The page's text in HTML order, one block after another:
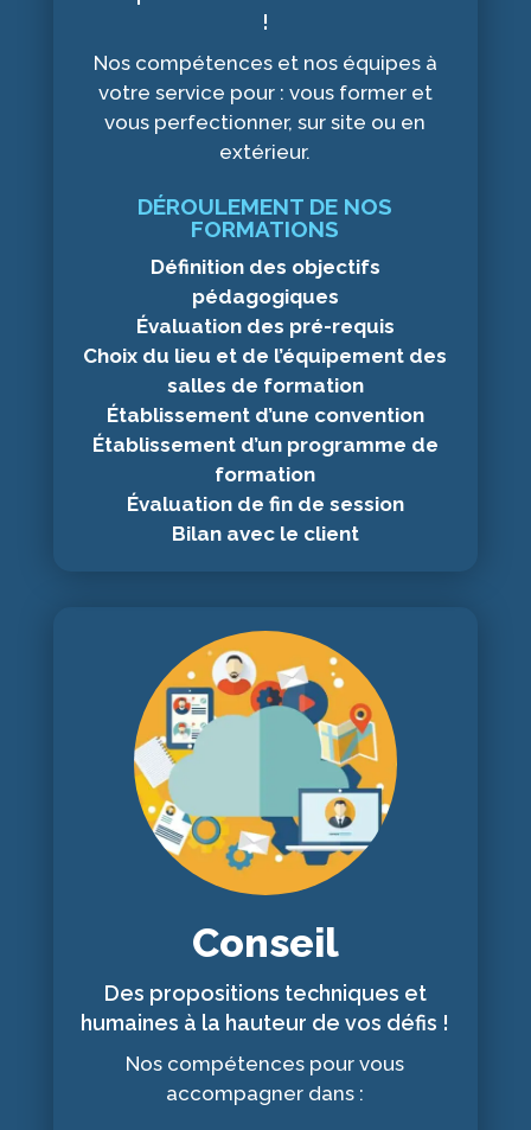
!
Nos compétences et nos équipes à
votre service pour : vous former et
vous perfectionner, sur site ou en
extérieur.
DÉROULEMENT DE NOS
FORMATIONS
Définition des objectifs
pédagogiques
Évaluation des pré-requis
Choix du lieu et de l’équipement des
salles de formation
Établissement d’une convention
Établissement d’un programme de
formation
Évaluation de fin de session
Bilan avec le client
Conseil
Des propositions techniques et
humaines à la hauteur de vos défis !
Nos compétences pour vous
accompagner dans :